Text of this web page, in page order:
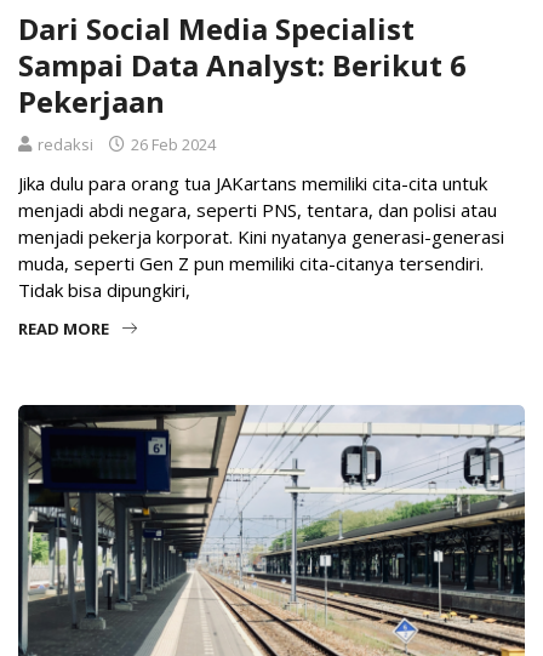
Dari Social Media Specialist
Sampai Data Analyst: Berikut 6
Pekerjaan
redaksi 26 Feb 2024
Jika dulu para orang tua JAKartans memiliki cita-cita untuk
menjadi abdi negara, seperti PNS, tentara, dan polisi atau
menjadi pekerja korporat. Kini nyatanya generasi-generasi
muda, seperti Gen Z pun memiliki cita-citanya tersendiri.
Tidak bisa dipungkiri,
READ MORE